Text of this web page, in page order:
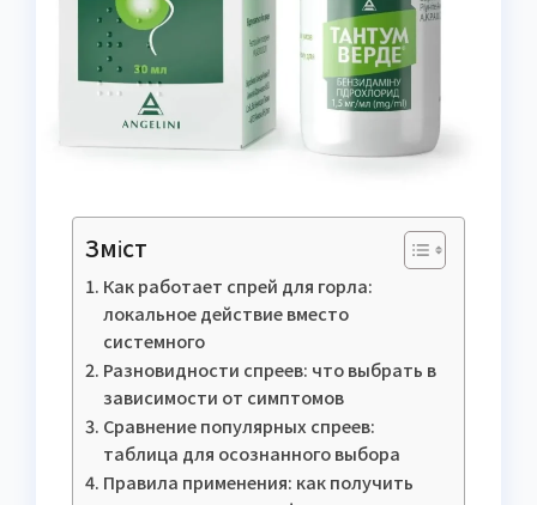
Зміст
Как работает спрей для горла:
локальное действие вместо
системного
Разновидности спреев: что выбрать в
зависимости от симптомов
Сравнение популярных спреев:
таблица для осознанного выбора
Правила применения: как получить